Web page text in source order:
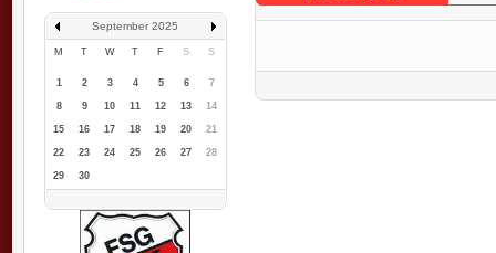
September 2025
M T W T F S S
1 2 3 4 5 6 7
8 9 10 11 12 13 14
15 16 17 18 19 20 21
22 23 24 25 26 27 28
29 30